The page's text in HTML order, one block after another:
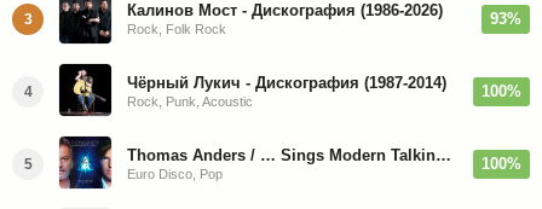
3 Калинов Мост - Дискография (1986-2026)
Rock, Folk Rock
93%
4 Чёрный Лукич - Дискография (1987-2014)
Rock, Punk, Acoustic
100%
5 Thomas Anders / … Sings Modern Talking: The Best hi-res
Euro Disco, Pop
100%